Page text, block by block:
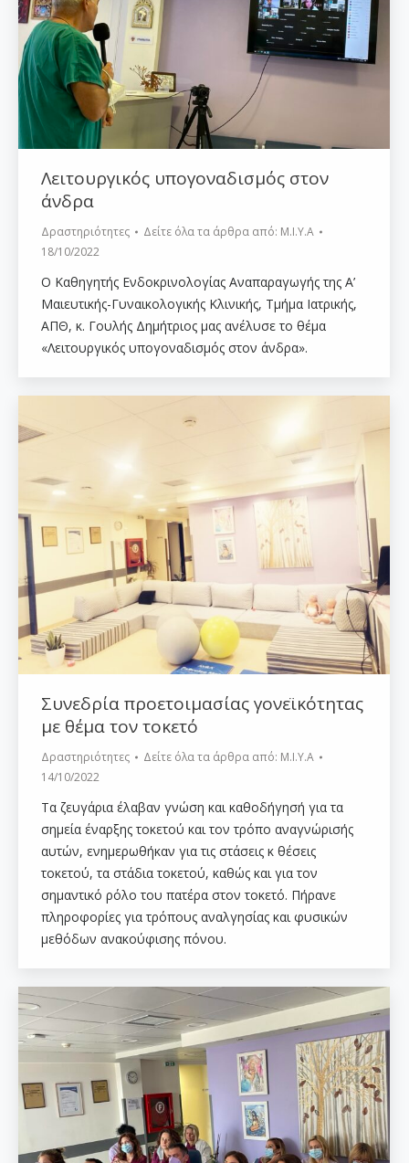
Λειτουργικός υπογοναδισμός στον
άνδρα
Δραστηριότητες Δείτε όλα τα άρθρα από: Μ.Ι.Υ.Α
18/10/2022
Ο Καθηγητής Ενδοκρινολογίας Αναπαραγωγής της Α’
Μαιευτικής-Γυναικολογικής Κλινικής, Τμήμα Ιατρικής,
ΑΠΘ, κ. Γουλής Δημήτριος μας ανέλυσε το θέμα
«Λειτουργικός υπογοναδισμός στον άνδρα».
Συνεδρία προετοιμασίας γονεϊκότητας
με θέμα τον τοκετό
Δραστηριότητες Δείτε όλα τα άρθρα από: Μ.Ι.Υ.Α
14/10/2022
Τα ζευγάρια έλαβαν γνώση και καθοδήγησή για τα
σημεία έναρξης τοκετού και τον τρόπο αναγνώρισής
αυτών, ενημερωθήκαν για τις στάσεις κ θέσεις
τοκετού, τα στάδια τοκετού, καθώς και για τον
σημαντικό ρόλο του πατέρα στον τοκετό. Πήρανε
πληροφορίες για τρόπους αναλγησίας και φυσικών
μεθόδων ανακούφισης πόνου.